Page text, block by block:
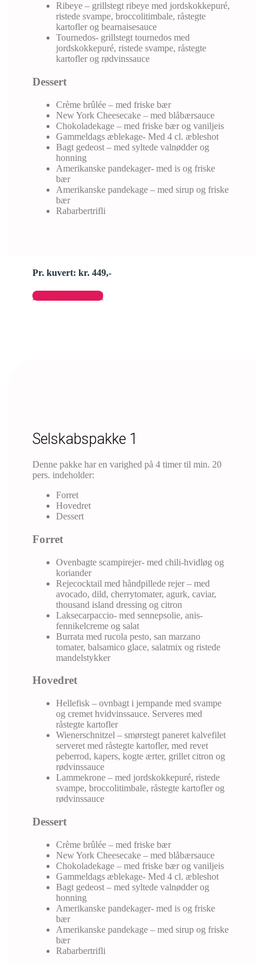
Ribeye – grillstegt ribeye med jordskokkepuré,
ristede svampe, broccolitimbale, råstegte
kartofler og bearnaisesauce
Tournedos- grillstegt tournedos med
jordskokkepuré, ristede svampe, råstegte
kartofler og rødvinssauce
Dessert
​Crème brûlée – med friske bær
New York Cheesecake – med blåbærsauce
Chokoladekage – med friske bær og vaniljeis
Gammeldags æblekage- Med 4 cl. æbleshot
Bagt gedeost – med syltede valnødder og
honning
Amerikanske pandekager- med is og friske
bær
Amerikanske pandekage – med sirup og friske
bær
Rabarbertrifli
Pr. kuvert: kr. 449,-
Send forespørgsel
Selskabspakke 1
Denne pakke har en varighed på 4 timer til min. 20
pers. indeholder:
Forret
Hovedret
Dessert
Forret
Ovenbagte scampirejer- med chili-hvidløg og
koriander
Rejecocktail med håndpillede rejer – med
avocado, dild, cherrytomater, agurk, caviar,
thousand island dressing og citron
Laksecarpaccio- med sennepsolie, anis-
fennikelcreme og salat
Burrata med rucola pesto, san marzano
tomater, balsamico glace, salatmix og ristede
mandelstykker
Hovedret
Hellefisk – ovnbagt i jernpande med svampe
og cremet hvidvinssauce. Serveres med
råstegte kartofler
Wienerschnitzel – smørstegt paneret kalvefilet
serveret med råstegte kartofler, med revet
peberrod, kapers, kogte ærter, grillet citron og
rødvinssauce
Lammekrone – med jordskokkepuré, ristede
svampe, broccolitimbale, råstegte kartofler og
rødvinssauce
Dessert
​Crème brûlée – med friske bær
New York Cheesecake – med blåbærsauce
Chokoladekage – med friske bær og vaniljeis
Gammeldags æblekage- Med 4 cl. æbleshot
Bagt gedeost – med syltede valnødder og
honning
Amerikanske pandekager- med is og friske
bær
Amerikanske pandekage – med sirup og friske
bær
Rabarbertrifli